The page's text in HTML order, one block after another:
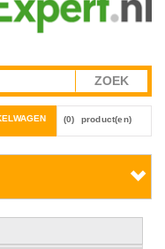
(0) product(en)